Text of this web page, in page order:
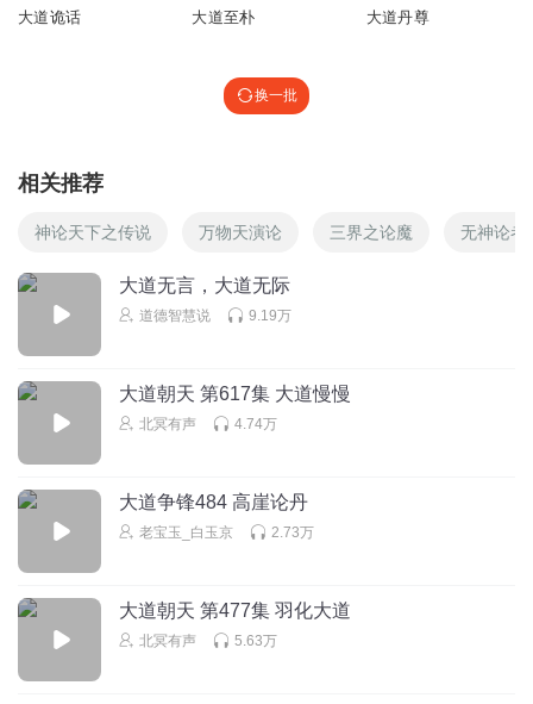
大道诡话 大道至朴 大道丹尊
换一批
相关推荐
神论天下之传说 万物天演论 三界之论魔 无神论者
大道无言，大道无际
道德智慧说 9.19万
大道朝天 第617集 大道慢慢
北冥有声 4.74万
大道争锋484 高崖论丹
老宝玉_白玉京 2.73万
大道朝天 第477集 羽化大道
北冥有声 5.63万